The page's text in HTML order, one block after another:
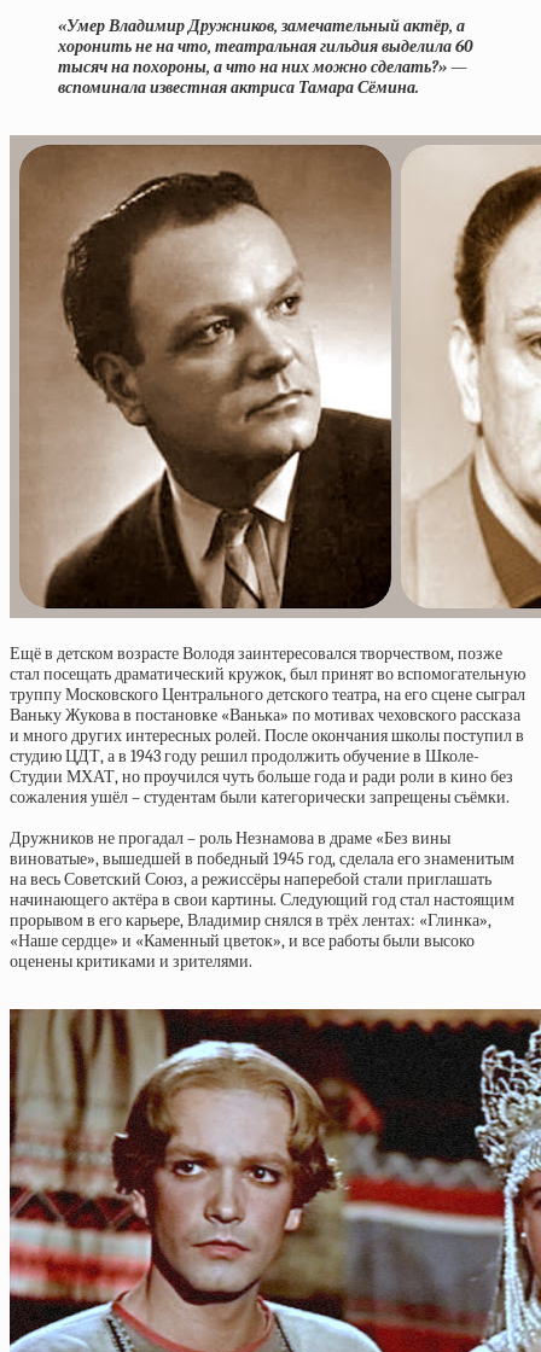
«Умер Владимир Дружников, замечательный актёр, а
хоронить не на что, театральная гильдия выделила 60
тысяч на похороны, а что на них можно сделать?» —
вспоминала известная актриса Тамара Сёмина.
Ещё в детском возрасте Володя заинтересовался творчеством, позже
стал посещать драматический кружок, был принят во вспомогательную
труппу Московского Центрального детского театра, на его сцене сыграл
Ваньку Жукова в постановке «Ванька» по мотивах чеховского рассказа
и много других интересных ролей. После окончания школы поступил в
студию ЦДТ, а в 1943 году решил продолжить обучение в Школе-
Студии МХАТ, но проучился чуть больше года и ради роли в кино без
сожаления ушёл – студентам были категорически запрещены съёмки.
Дружников не прогадал – роль Незнамова в драме «Без вины
виноватые», вышедшей в победный 1945 год, сделала его знаменитым
на весь Советский Союз, а режиссёры наперебой стали приглашать
начинающего актёра в свои картины. Следующий год стал настоящим
прорывом в его карьере, Владимир снялся в трёх лентах: «Глинка»,
«Наше сердце» и «Каменный цветок», и все работы были высоко
оценены критиками и зрителями.